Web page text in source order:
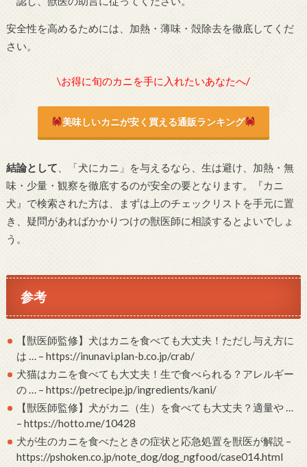
安全性を高めるためには、加熱・薄味・殻除去を徹底してくだ
さい。
\お得に旬のカニを手に入れたいあなたへ/
美味しいカニが安く買える通販ランキング
結論として 、「犬にカニ」を与えるなら、生は避け、加熱・無
味・少量・観察を徹底するのが安全の要となります。『カニ
犬』で検索された方は、まずは上のチェックリストを手元に置
き、疑問があればかかりつけの獣医師に相談するとよいでしょ
う。
参考
【獣医師監修】犬はカニを食べても大丈夫！ただし与え方に
は … – https://inunavi.plan-b.co.jp/crab/
犬猫はカニを食べても大丈夫！生で食べられる？アレルギー
の … – https://petrecipe.jp/ingredients/kani/
【獣医師監修】犬がカニ（生）を食べても大丈夫？適量や …
– https://hotto.me/10428
犬が生のカニを食べたときの症状と応急処置を獣医が解説 –
https://pshoken.co.jp/note_dog/dog_ngfood/case014.html